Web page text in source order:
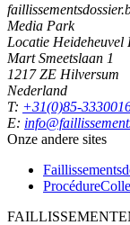
Media Park
Locatie Heideheuvel
Mart Smeetslaan 1
1217 ZE Hilversum
Nederland
T: +31(0)85-
E:
Onze andere sites